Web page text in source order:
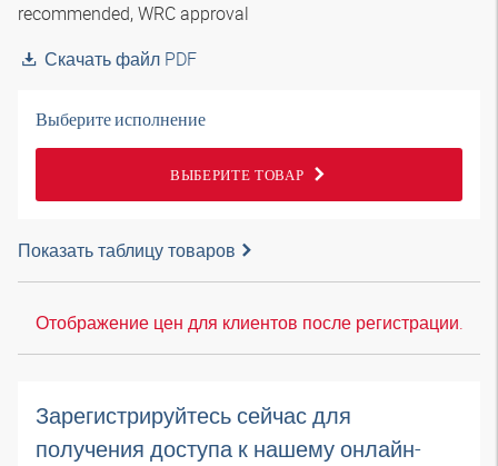
recommended, WRC approval
Скачать файл PDF
Выберите исполнение
ВЫБЕРИТЕ ТОВАР
Показать таблицу товаров
Отображение цен для клиентов после регистрации.
Зарегистрируйтесь сейчас для
получения доступа к нашему онлайн-